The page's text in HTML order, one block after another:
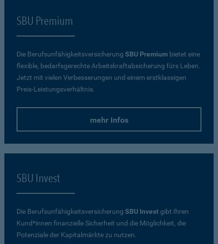
SBU Premium
Die Berufsunfähigkeitsversicherung SBU Premium bietet eine
flexible, bedarfsgerechte Arbeitskraftabsicherung fürs Leben.
Jetzt mit vielen Verbesserungen und einem erstklassigen
Preis-Leistungsverhältnis.
mehr Infos
SBU Invest
Die Berufsunfähigkeitsversicherung SBU Investgibt Ihren
Kund*innen finanzielle Sicherheit und die Möglichkeit, die
Potenziale der Kapitalmärkte zu nutzen.